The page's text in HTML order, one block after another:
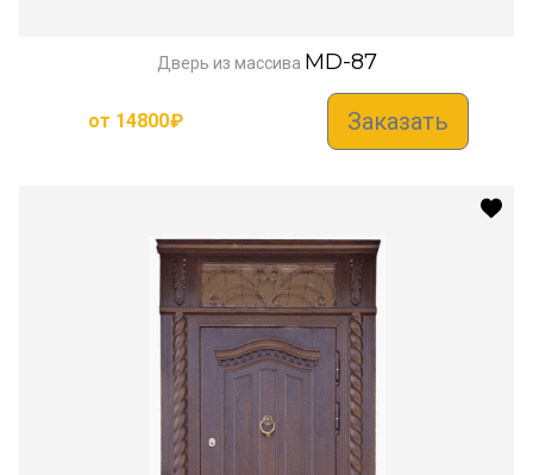
Дверь из массива MD-87
от 14800₽ Заказать